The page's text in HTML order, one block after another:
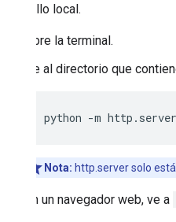
desarrollo local.
Abre la terminal.
Ve al directorio que
python -m http.server
Nota: http.server solo
En un navegador web, ve a